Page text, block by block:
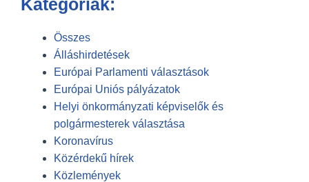
Kategóriák:
Összes
Álláshirdetések
Európai Parlamenti választások
Európai Uniós pályázatok
Helyi önkormányzati képviselők és
polgármesterek választása
Koronavírus
Közérdekű hírek
Közlemények